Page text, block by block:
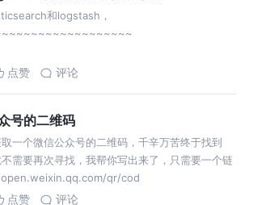
和logstash，
点赞 评论
号的二维码
一个微信公众号的二维码，千辛万苦终于找到
需要再次寻找，我帮你写出来了，只需要一个链
qr/cod
点赞 评论